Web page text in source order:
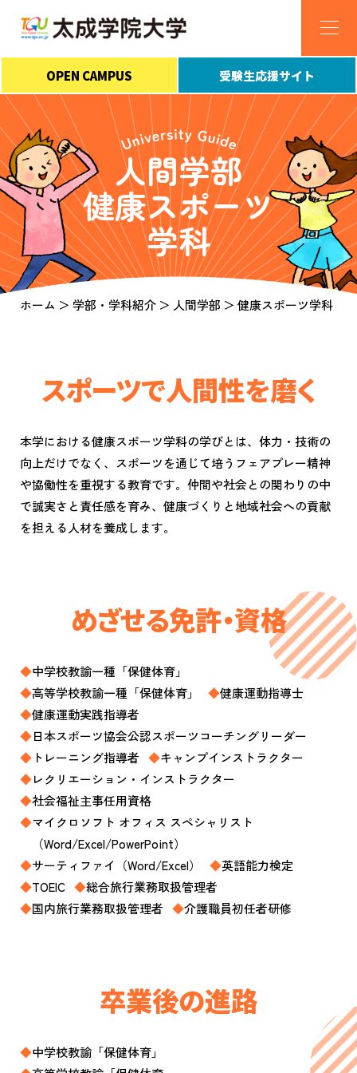
OPEN CAMPUS 受験生応援サイト
人間学部
健康スポーツ
学科
ホーム 学部・学科紹介 人間学部 健康スポーツ学科
スポーツで人間性を磨く
本学における健康スポーツ学科の学びとは、体力・技術の
向上だけでなく、スポーツを通じて培うフェアプレー精神
や協働性を重視する教育です。仲間や社会との関わりの中
で誠実さと責任感を育み、健康づくりと地域社会への貢献
を担える人材を養成します。
めざせる免許・資格
中学校教諭一種「保健体育」
高等学校教諭一種「保健体育」
健康運動指導士
健康運動実践指導者
日本スポーツ協会公認スポーツコーチングリーダー
トレーニング指導者
キャンプインストラクター
レクリエーション・インストラクター
社会福祉主事任用資格
マイクロソフト オフィス スペシャリスト
（Word/Excel/PowerPoint）
サーティファイ（Word/Excel）
英語能力検定
TOEIC
総合旅行業務取扱管理者
国内旅行業務取扱管理者
介護職員初任者研修
卒業後の進路
中学校教諭「保健体育」